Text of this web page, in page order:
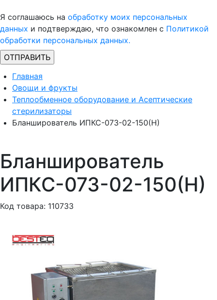
Я соглашаюсь на обработку моих персональных
данных и подтверждаю, что ознакомлен с Политикой
обработки персональных данных.
Главная
Овощи и фрукты
Теплообменное оборудование и Асептические
стерилизаторы
Бланширователь ИПКС-073-02-150(Н)
Бланширователь
ИПКС-073-02-150(Н)
Код товара: 110733